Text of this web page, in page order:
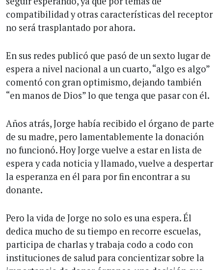
compatibilidad y otras características del receptor
no será trasplantado por ahora.
En sus redes publicó que pasó de un sexto lugar de
espera a nivel nacional a un cuarto, “algo es algo”
comentó con gran optimismo, dejando también
“en manos de Dios” lo que tenga que pasar con él.
Años atrás, Jorge había recibido el órgano de parte
de su madre, pero lamentablemente la donación
no funcionó. Hoy Jorge vuelve a estar en lista de
espera y cada noticia y llamado, vuelve a despertar
la esperanza en él para por fin encontrar a su
donante.
Pero la vida de Jorge no solo es una espera. Él
dedica mucho de su tiempo en recorre escuelas,
participa de charlas y trabaja codo a codo con
instituciones de salud para concientizar sobre la